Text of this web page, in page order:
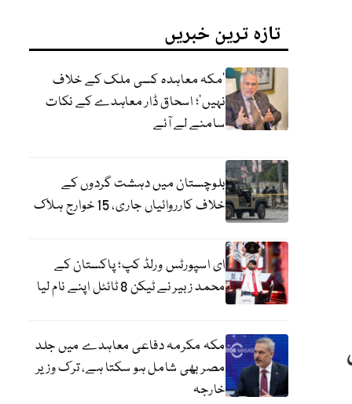
تازہ ترین خبریں
‘مکہ معاہدہ کسی ملک کے خلاف
نہیں’؛ اسحاق ڈار معاہدے کے نکات
سامنے لے آئے
بلوچستان میں دہشت گردوں کے
خلاف کارروائیاں جاری، 15 خوارج ہلاک
ای اسپورٹس ورلڈ کپ؛ پاکستان کے
محمد زبیر نے ٹیکن 8 ٹائٹل اپنے نام لیا
مکہ مکرمہ دفاعی معاہدے میں جلد
مصر بھی شامل ہو سکتا ہے، ترک وزیر
خارجہ